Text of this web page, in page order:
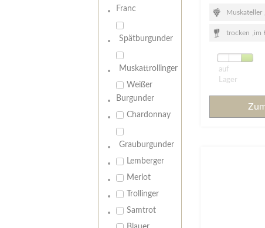
Franc
Spätburgunder
Muskattrollinger
Weißer
Burgunder
Chardonnay
Grauburgunder
Lemberger
Merlot
Trollinger
Samtrot
Muskateller
trocken im
auf
Lager